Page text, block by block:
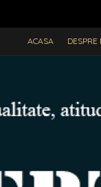
ACASA DESPRE